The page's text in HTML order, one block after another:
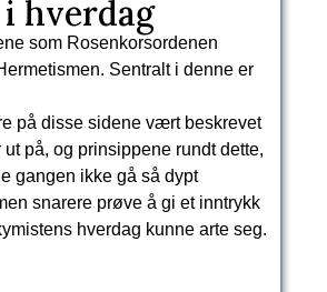
hverdag
som Rosenkorsordenen
Sentralt i denne er
på disse sidene vært beskrevet
ut på, og prinsippene rundt dette,
gangen ikke gå så dypt
snarere prøve å gi et inntrykk
hverdag kunne arte seg.